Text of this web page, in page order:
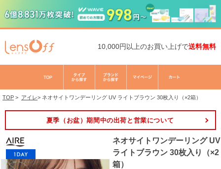
10,000円以上のお買い上げで送料無料
TOP > アイレ> ネオサイトワンデーリング UV ライトブラウン 30枚入り（×2箱）
夏季（お盆）期間中の出荷と営業について
ネオサイトワンデーリング UV
ライトブラウン 30枚入り（×2
箱）